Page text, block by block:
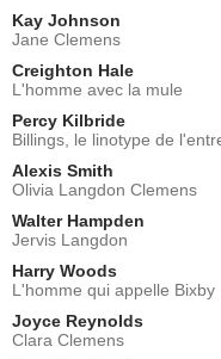
Kay Johnson
Jane Clemens
Creighton Hale
L'homme avec la mule
Percy Kilbride
Billings, le linotype de
Alexis Smith
Olivia Langdon Clemens
Walter Hampden
Jervis Langdon
Harry Woods
L'homme qui appelle Bixby
Joyce Reynolds
Clara Clemens